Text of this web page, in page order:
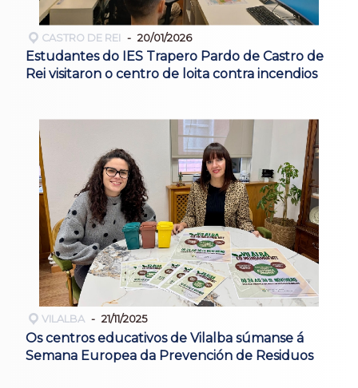
CASTRO DE REI 20/01/2026
Estudantes do IES Trapero Pardo de Castro de
Rei visitaron o centro de loita contra incendios
VILALBA 21/11/2025
Os centros educativos de Vilalba súmanse á
Semana Europea da Prevención de Residuos